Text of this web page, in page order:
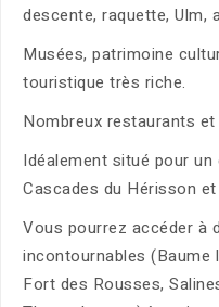
descente, raquette, Ulm,
Musées, patrimoine
touristique très riche.
Nombreux restaurants
Idéalement situé pour
Cascades du Hérisson
Vous pourrez accéder à
incontournables (Baume
Fort des Rousses,